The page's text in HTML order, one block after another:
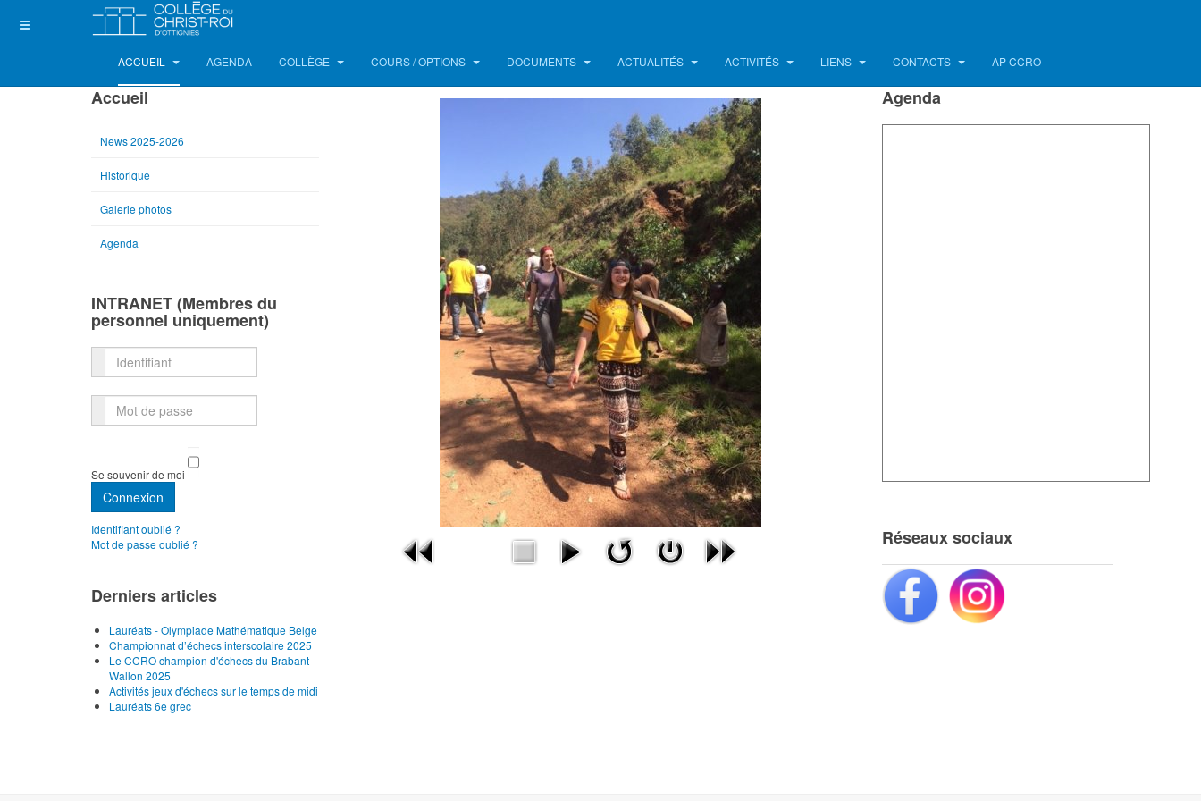
ACCUEIL AGENDA COLLÈGE COURS / OPTIONS DOCUMENTS ACTUALITÉS ACTIVITÉS LIENS CONTACTS AP CCRO
Accueil
News 2025-2026
Historique
Galerie photos
Agenda
INTRANET (Membres du
personnel uniquement)
Identifiant
Mot de passe
Se souvenir de moi
Connexion
Identifiant oublié ?
Mot de passe oublié ?
Derniers articles
Lauréats - Olympiade Mathématique Belge
Championnat d’échecs interscolaire 2025
Le CCRO champion d'échecs du Brabant
Wallon 2025
Activités jeux d'échecs sur le temps de midi
Lauréats 6e grec
Agenda
Réseaux sociaux